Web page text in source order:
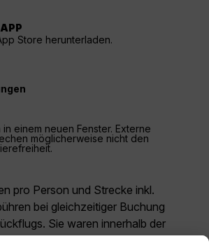
Store herunterladen.
einem neuen Fenster. Externe
möglicherweise nicht den
pro Person und Strecke inkl.
bei gleichzeitiger Buchung
Sie waren innerhalb der
verfügbar und sind